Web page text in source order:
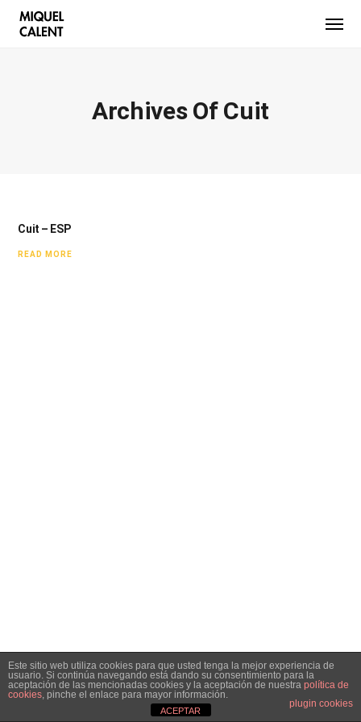
Archives Of Cuit
Cuit – ESP
READ MORE
Este sitio web utiliza cookies para que usted tenga la mejor experiencia de
usuario. Si continúa navegando está dando su consentimiento para la
aceptación de las mencionadas cookies y la aceptación de nuestra política de
cookies, pinche el enlace para mayor información.
plugin cookies
ACEPTAR